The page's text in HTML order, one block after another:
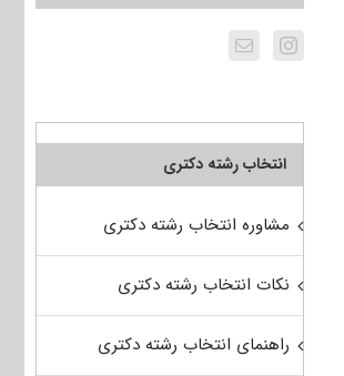
انتخاب رشته دکتری
مشاوره انتخاب رشته دکتری
نکات انتخاب رشته دکتری
راهنمای انتخاب رشته دکتری